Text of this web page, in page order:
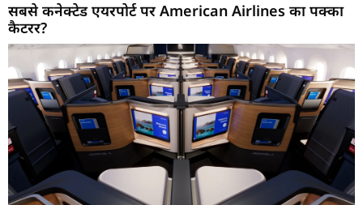
सबसे कनेक्टेड एयरपोर्ट पर American Airlines का पक्का
कैटरर?